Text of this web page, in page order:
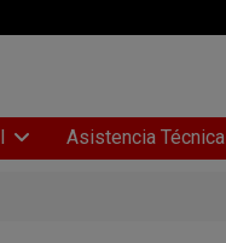
Asistencia Técnica